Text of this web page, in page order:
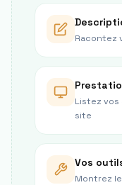
Racontez
Listez
site
Vos
Montrez